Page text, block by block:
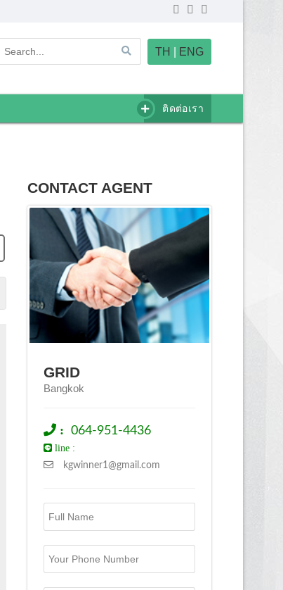
TH ENG
ติดต่อเรา
CONTACT AGENT
GRID
Bangkok
: 064-951-4436
line :
kgwinner1@gmail.com